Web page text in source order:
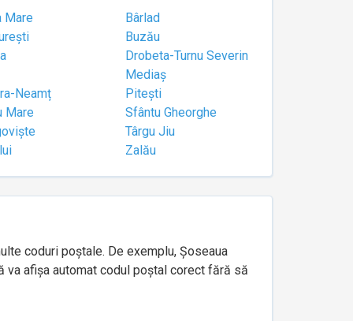
Mare
Bârlad
Buzău
Drobeta-Turnu Severin
Mediaș
Neamț
Pitești
Mare
Sfântu Gheorghe
Târgu Jiu
Zalău
coduri poștale. De exemplu, Șoseaua
va afișa automat codul poștal corect fără să